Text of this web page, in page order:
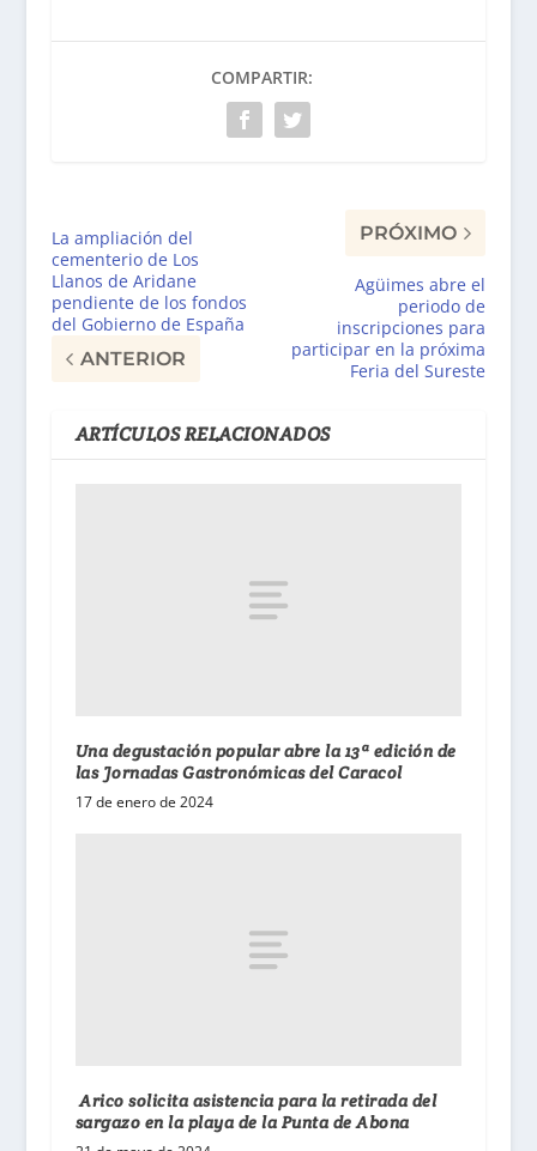
COMPARTIR:
La ampliación del
cementerio de Los
Llanos de Aridane
pendiente de los fondos
del Gobierno de España
ANTERIOR
PRÓXIMO
Agüimes abre el
periodo de
inscripciones para
participar en la próxima
Feria del Sureste
ARTÍCULOS RELACIONADOS
Una degustación popular abre la 13ª edición de
las Jornadas Gastronómicas del Caracol
17 de enero de 2024
Arico solicita asistencia para la retirada del
sargazo en la playa de la Punta de Abona